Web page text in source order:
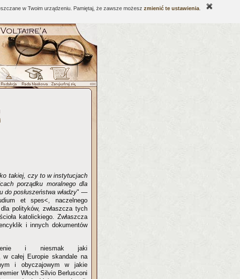
w Twoim urządzeniu. Pamiętaj, że zawsze możesz zmienić te ustawienia
takiej, czy to w instytucjach
porządku moralnego dla
posłuszeństwa władzy" —
et spes<, naczelnego
polityków, zwłaszcza tych
katolickiego. Zwłaszcza
i innych dokumentów
i niesmak jaki
w całej Europie skandale na
i obyczajowym w jakie
Włoch Silvio Berlusconi